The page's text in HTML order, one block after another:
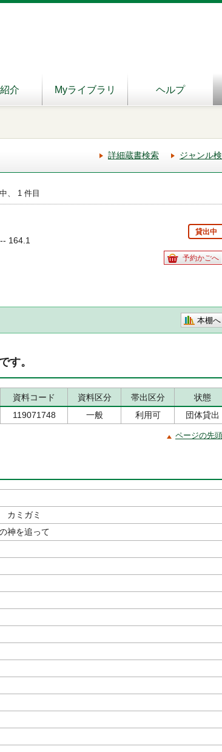
介 Myライブラリ ヘルプ
詳細蔵書検索 ジャンル
、 1 件目
貸出中
予約かごへ
164.1
本棚へ
す。
資料コード 資料区分 帯出区分
状態
119071748 一般 利用可 団体貸出
ページの先
ミガミ
神を追って